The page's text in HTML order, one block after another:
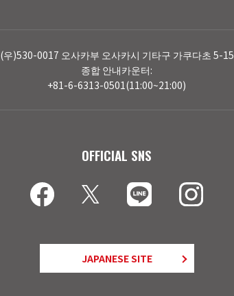
(우)530-0017 오사카부 오사카시 기타구 가쿠다초 5-15
종합 안내카운터:
+81-6-6313-0501(11:00~21:00)
OFFICIAL SNS
JAPANESE SITE